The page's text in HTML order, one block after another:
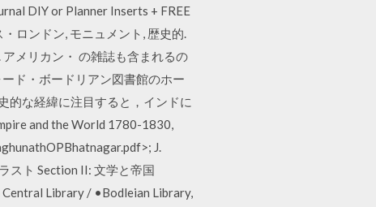
DIY or Planner Inserts + FREE
ロンドン, モニュメント, 歴史的.
メリカン・ の雑誌も含まれるの
ド・ボードリアン図書館のホー
的な経緯に注目すると，インドに
and the World 1780-1830,
J.
スト Section II: 文学と帝国
Central Library / •Bodleian Library,